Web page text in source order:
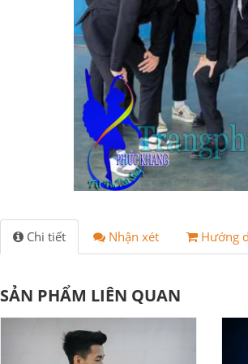
Chi tiết Nhận xét Hướng
SẢN PHẨM LIÊN QUAN